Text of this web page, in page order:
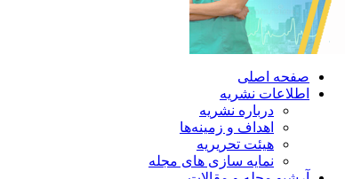
صفحه اصلی
اطلاعات نشریه
درباره نشریه
اهداف و زمینه‌ها
هیئت تحریریه
نمایه سازی های مجله